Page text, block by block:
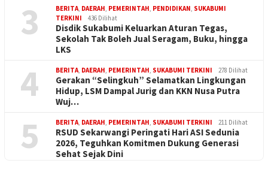
3 BERITA, DAERAH, PEMERINTAH, PENDIDIKAN, SUKABUMI
TERKINI
436 Dilihat
Disdik Sukabumi Keluarkan Aturan Tegas,
Sekolah Tak Boleh Jual Seragam, Buku, hingga
LKS
4 BERITA, DAERAH, PEMERINTAH, SUKABUMI TERKINI 278 Dilihat
Gerakan “Selingkuh” Selamatkan Lingkungan
Hidup, LSM Dampal Jurig dan KKN Nusa Putra
Wuj…
5 BERITA, DAERAH, PEMERINTAH, SUKABUMI TERKINI 211 Dilihat
RSUD Sekarwangi Peringati Hari ASI Sedunia
2026, Teguhkan Komitmen Dukung Generasi
Sehat Sejak Dini